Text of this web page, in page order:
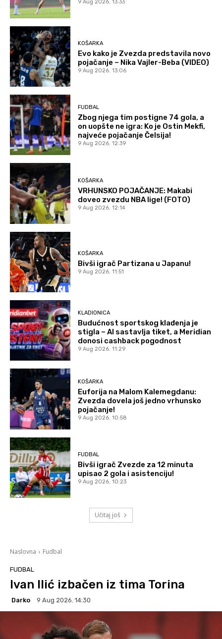
9 Aug 2026. 13:33
KOŠARKA
Evo kako je Zvezda predstavila novo
pojačanje – Nika Vajler-Beba (VIDEO)
9 Aug 2026. 13:06
FUDBAL
Zbog njega tim postigne 74 gola, a
on uopšte ne igra: Ko je Ostin Mekfi,
najveće pojačanje Čelsija!
9 Aug 2026. 12:39
KOŠARKA
VRHUNSKO POJAČANJE: Makabi
doveo zvezdu NBA lige! (FOTO)
9 Aug 2026. 12:14
KOŠARKA
Bivši igrač Partizana u Japanu!
9 Aug 2026. 11:51
KLADIONICA
Budućnost sportskog klađenja je
stigla – AI sastavlja tiket, a Meridian
donosi cashback pogodnost
9 Aug 2026. 11:29
KOŠARKA
Euforija na Malom Kalemegdanu:
Zvezda dovela još jedno vrhunsko
pojačanje!
9 Aug 2026. 10:58
FUDBAL
Bivši igrač Zvezde za 12 minuta
upisao 2 gola i asistenciju!
9 Aug 2026. 10:23
Učitaj još